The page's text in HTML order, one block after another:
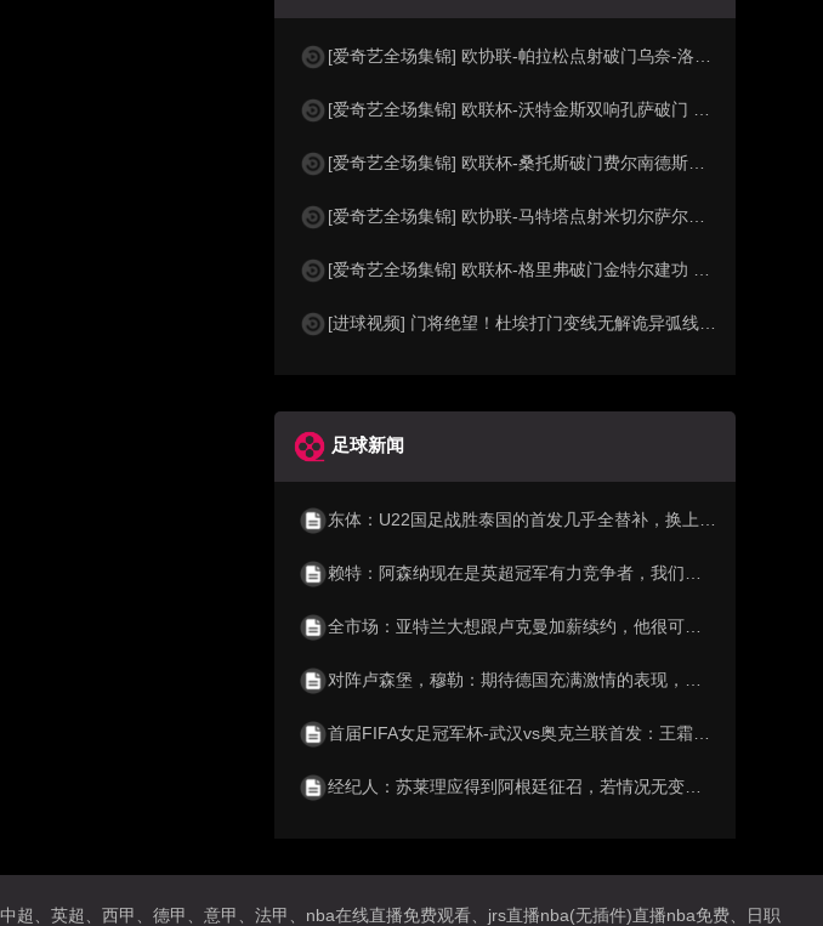
[爱奇艺全场集锦] 欧协联-帕拉松点射破门乌奈-洛佩斯建功 巴列卡诺3-0雅典AEK
[爱奇艺全场集锦] 欧联杯-沃特金斯双响孔萨破门 维拉3-1客胜博洛尼亚
[爱奇艺全场集锦] 欧联杯-桑托斯破门费尔南德斯离谱乌龙 波尔图1-1森林
[爱奇艺全场集锦] 欧协联-马特塔点射米切尔萨尔建功 水晶宫3-0佛罗伦萨
[爱奇艺全场集锦] 欧联杯-格里弗破门金特尔建功 弗赖堡3-0塞尔塔
[进球视频] 门将绝望！杜埃打门变线无解诡异弧线破门！巴黎1-0领先利物浦！
足球新闻
东体：U22国足战胜泰国的首发几乎全替补，换上主力后逆转取胜
赖特：阿森纳现在是英超冠军有力竞争者，我们有全联赛最好的阵容
全市场：亚特兰大想跟卢克曼加薪续约，他很可能会要求加入解约金
对阵卢森堡，穆勒：期待德国充满激情的表现，希望顺利晋级世界杯
首届FIFA女足冠军杯-武汉vs奥克兰联首发：王霜、吴海燕领衔出战
经纪人：苏莱理应得到阿根廷征召，若情况无变化他可选择意大利
、英超、西甲、德甲、意甲、法甲、nba在线直播免费观看、jrs直播nba(无插件)直播nba免费、日职